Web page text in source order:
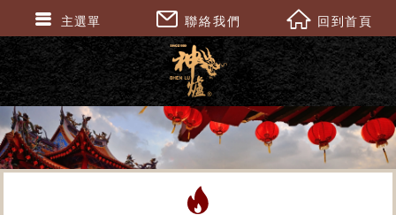
主選單 聯絡我們 回到首頁